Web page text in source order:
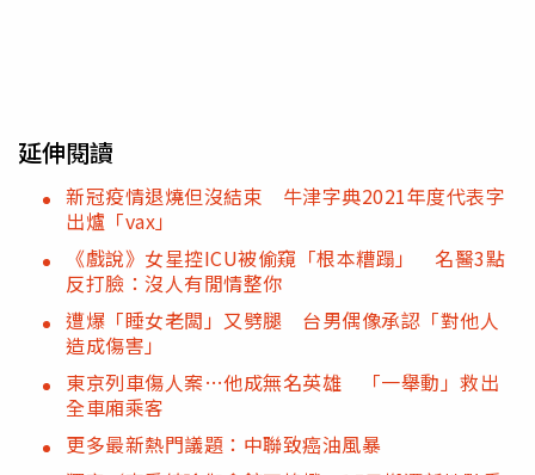
延伸閱讀
新冠疫情退燒但沒結束 牛津字典2021年度代表字
出爐「vax」
《戲說》女星控ICU被偷窺「根本糟蹋」 名醫3點
反打臉：沒人有閒情整你
遭爆「睡女老闆」又劈腿 台男偶像承認「對他人
造成傷害」
東京列車傷人案…他成無名英雄 「一舉動」救出
全車廂乘客
更多最新熱門議題：中聯致癌油風暴